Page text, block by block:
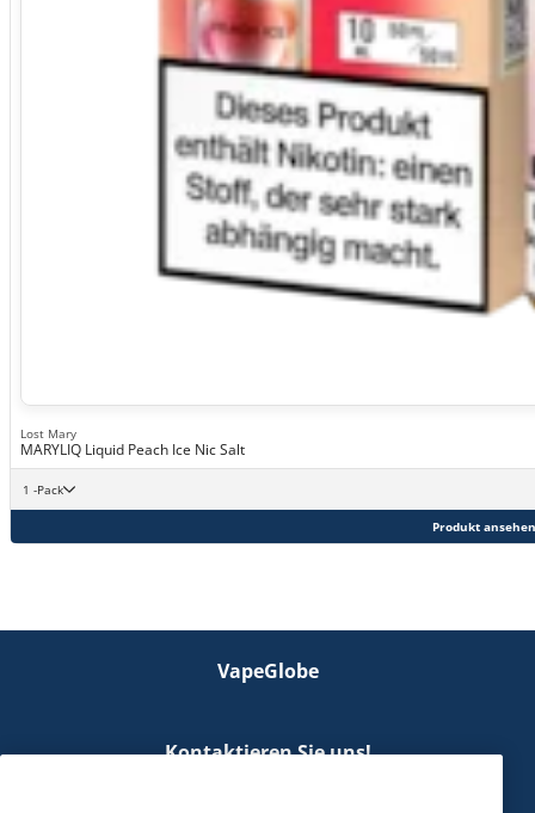
Lost Mary
MARYLIQ Liquid Peach Ice Nic Salt
1 -Pack
Produkt ansehen
VapeGlobe
Kontaktieren Sie uns!